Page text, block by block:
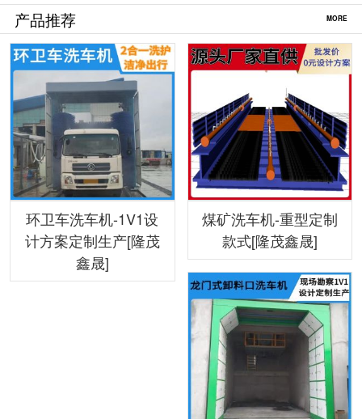
产品推荐 MORE
环卫车洗车机-1V1设
计方案定制生产[隆茂
鑫晟]
煤矿洗车机-重型定制
款式[隆茂鑫晟]